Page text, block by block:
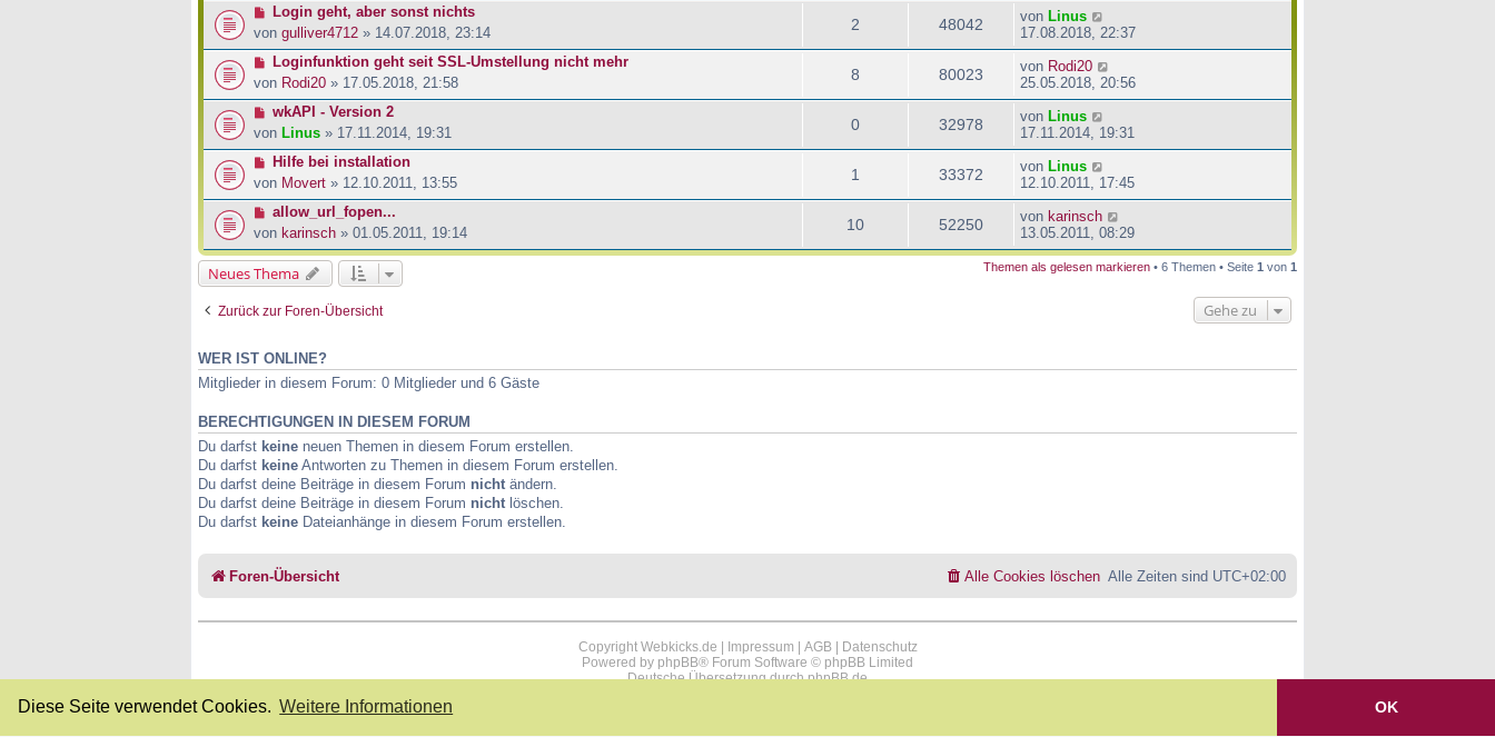
Diese Seite verwendet Cookies. Weitere Informationen OK
Login geht, aber sonst nichts
von gulliver4712 » 14.07.2018, 23:14 2 48042 von Linus
17.08.2018, 22:37
Loginfunktion geht seit SSL-Umstellung nicht mehr
von Rodi20 » 17.05.2018, 21:58 8 80023 von Rodi20
25.05.2018, 20:56
wkAPI - Version 2
von Linus » 17.11.2014, 19:31 0 32978 von Linus
17.11.2014, 19:31
Hilfe bei installation
von Movert » 12.10.2011, 13:55 1 33372 von Linus
12.10.2011, 17:45
allow_url_fopen...
von karinsch » 01.05.2011, 19:14 10 52250 von karinsch
13.05.2011, 08:29
Neues Thema Themen als gelesen markieren • 6 Themen • Seite 1 von 1
Zurück zur Foren-Übersicht Gehe zu
WER IST ONLINE?
Mitglieder in diesem Forum: 0 Mitglieder und 6 Gäste
BERECHTIGUNGEN IN DIESEM FORUM
Du darfst keine neuen Themen in diesem Forum erstellen.
Du darfst keine Antworten zu Themen in diesem Forum erstellen.
Du darfst deine Beiträge in diesem Forum nicht ändern.
Du darfst deine Beiträge in diesem Forum nicht löschen.
Du darfst keine Dateianhänge in diesem Forum erstellen.
Foren-Übersicht Alle Zeiten sind UTC+02:00
Alle Cookies löschen
Copyright Webkicks.de | Impressum | AGB| Datenschutz
Powered by phpBB® Forum Software © phpBB Limited
Deutsche Übersetzung durchphpBB.de